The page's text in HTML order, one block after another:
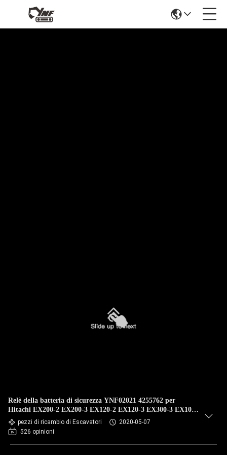
Relè della batteria di sicurezza YNF02021 4255762 per
Hitachi EX200-2 EX200-3 EX120-2 EX120-3 EX300-3 EX100
24Vpezzi di ricambio di Escavatori
2020-05-07
526 opinioni